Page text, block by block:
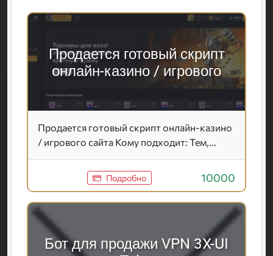
Продается готовый скрипт
онлайн-казино / игрового
Продается готовый скрипт онлайн-казино
/ игрового сайта Кому подходит: Тем,...
Подробно 10000
Бот для продажи VPN 3X-UI